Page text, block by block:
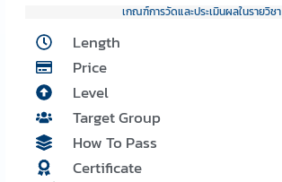
เกณฑ์การวัดและประเมินผลในรายวิชา
Length
Price
Level
Target Group
How To Pass
Certificate